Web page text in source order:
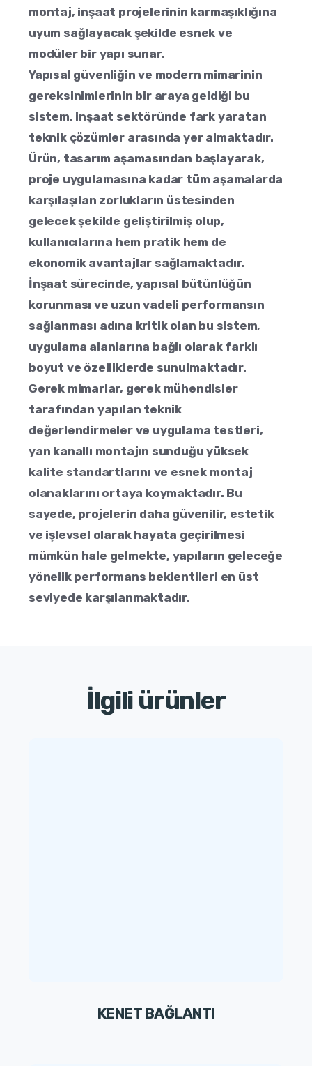
montaj, inşaat projelerinin karmaşıklığına
uyum sağlayacak şekilde esnek ve
modüler bir yapı sunar.
Yapısal güvenliğin ve modern mimarinin
gereksinimlerinin bir araya geldiği bu
sistem, inşaat sektöründe fark yaratan
teknik çözümler arasında yer almaktadır.
Ürün, tasarım aşamasından başlayarak,
proje uygulamasına kadar tüm aşamalarda
karşılaşılan zorlukların üstesinden
gelecek şekilde geliştirilmiş olup,
kullanıcılarına hem pratik hem de
ekonomik avantajlar sağlamaktadır.
İnşaat sürecinde, yapısal bütünlüğün
korunması ve uzun vadeli performansın
sağlanması adına kritik olan bu sistem,
uygulama alanlarına bağlı olarak farklı
boyut ve özelliklerde sunulmaktadır.
Gerek mimarlar, gerek mühendisler
tarafından yapılan teknik
değerlendirmeler ve uygulama testleri,
yan kanallı montajın sunduğu yüksek
kalite standartlarını ve esnek montaj
olanaklarını ortaya koymaktadır. Bu
sayede, projelerin daha güvenilir, estetik
ve işlevsel olarak hayata geçirilmesi
mümkün hale gelmekte, yapıların geleceğe
yönelik performans beklentileri en üst
seviyede karşılanmaktadır.
İlgili ürünler
KENET BAĞLANTI